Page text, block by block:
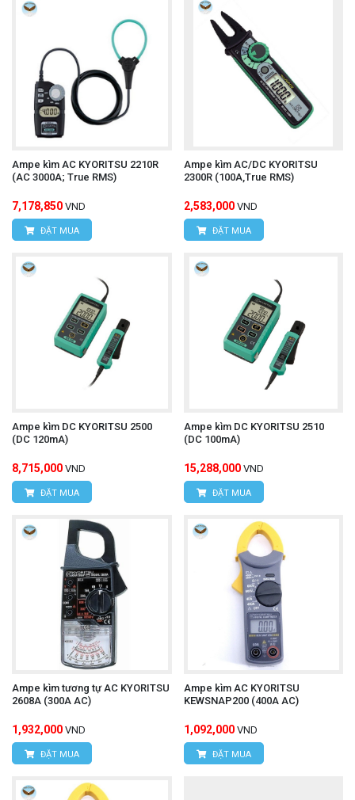
Ampe kìm AC KYORITSU 2210R
(AC 3000A; True RMS)
7,178,850 VND
ĐẶT MUA
Ampe kìm AC/DC KYORITSU
2300R (100A,True RMS)
2,583,000 VND
ĐẶT MUA
Ampe kìm DC KYORITSU 2500
(DC 120mA)
8,715,000 VND
ĐẶT MUA
Ampe kìm DC KYORITSU 2510
(DC 100mA)
15,288,000 VND
ĐẶT MUA
Ampe kìm tương tự AC KYORITSU
2608A (300A AC)
1,932,000 VND
ĐẶT MUA
Ampe kìm AC KYORITSU
KEWSNAP200 (400A AC)
1,092,000 VND
ĐẶT MUA